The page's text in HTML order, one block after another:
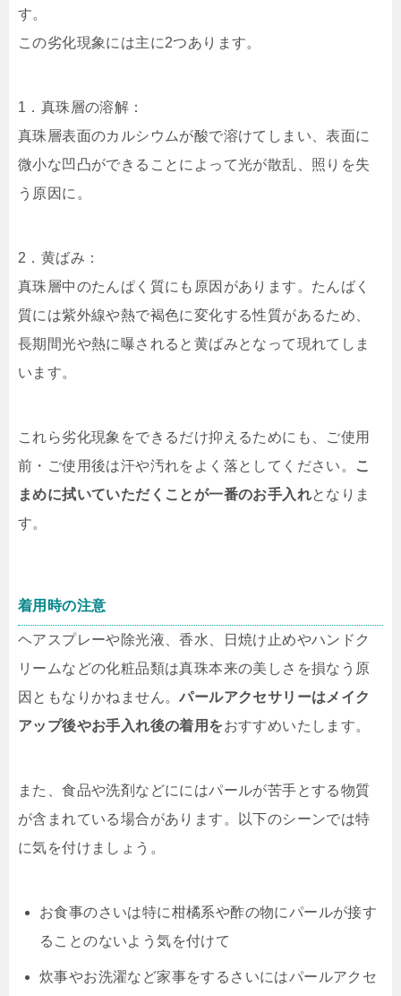
す。
この劣化現象には主に2つあります。
1．真珠層の溶解：
真珠層表面のカルシウムが酸で溶けてしまい、表面に
微小な凹凸ができることによって光が散乱、照りを失
う原因に。
2．黄ばみ：
真珠層中のたんぱく質にも原因があります。たんばく
質には紫外線や熱で褐色に変化する性質があるため、
長期間光や熱に曝されると黄ばみとなって現れてしま
います。
これら劣化現象をできるだけ抑えるためにも、ご使用
前・ご使用後は汗や汚れをよく落としてください。
こ
まめに拭いていただくことが一番のお手入れとなりま
す。
着用時の注意
ヘアスプレーや除光液、香水、日焼け止めやハンドク
リームなどの化粧品類は真珠本来の美しさを損なう原
因ともなりかねません。パールアクセサリーはメイク
アップ後やお手入れ後の着用をおすすめいたします。
また、食品や洗剤などににはパールが苦手とする物質
が含まれている場合があります。以下のシーンでは特
に気を付けましょう。
お食事のさいは特に柑橘系や酢の物にパールが接す
ることのないよう気を付けて
炊事やお洗濯など家事をするさいにはパールアクセ